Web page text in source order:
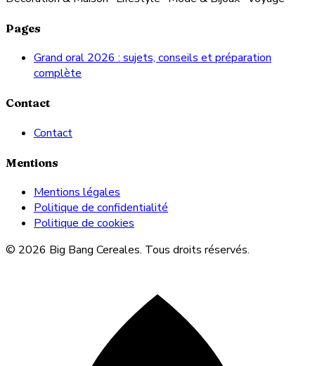
Pages
Grand oral 2026 : sujets, conseils et préparation
complète
Contact
Contact
Mentions
Mentions légales
Politique de confidentialité
Politique de cookies
© 2026 Big Bang Cereales. Tous droits réservés.